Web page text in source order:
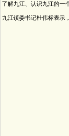
了解九江、认识九江的一
九江镇委书记杜伟标表示